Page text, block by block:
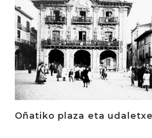
Oñatiko plaza eta